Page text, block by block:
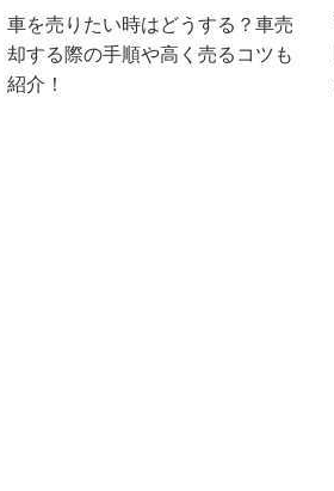
車を売りたい時はどうする？車売
却する際の手順や高く売るコツも
紹介！